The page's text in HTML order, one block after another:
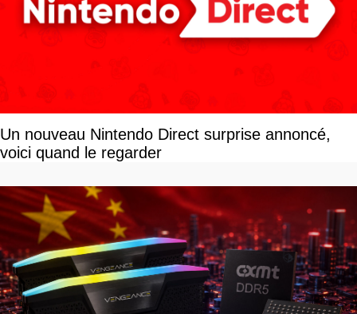
Un nouveau Nintendo Direct surprise annoncé,
voici quand le regarder